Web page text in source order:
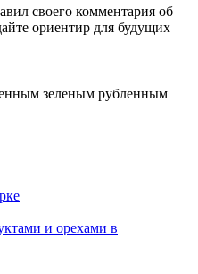
своего комментария об
ориентир для будущих
зеленым рубленным
и орехами в